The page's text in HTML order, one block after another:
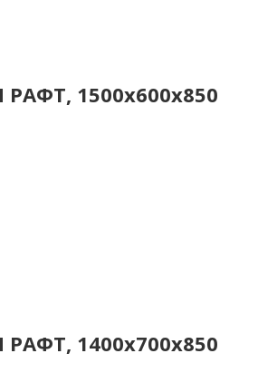
1500x600x850
1400x700x850